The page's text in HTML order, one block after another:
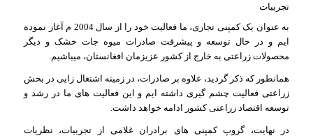
تجربیات
به عنوان یک کمپنی تجاری، ما فعالیت خود را از سال 2004 م آغاز نموده
ایم و در حال توسعه و پیشرفت صادرات میوه جات خشک و دیگر
محصولات زراعتی به خارج از کشور عزیزمان افغانستان، میباشیم.
همانطور که ذکر گردید، علاوه بر صادرات، در زمینه اشتغال زایی در بخش
زراعتی فعالیت چشم گیری داشته ایم و این فعالیت های ما در رشد و
توسعه اقتصاد زراعتی کشور ادامه خواهد داشت.
در نهایت، گروپ کمپنی های برادران غلامی از تجربیات، نظریات